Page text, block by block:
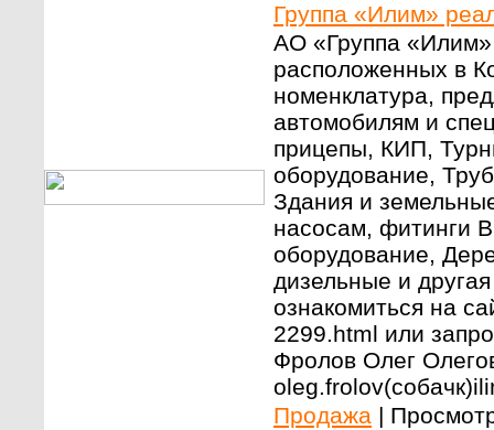
Группа «Илим»
АО «Группа «Илим»
расположенных в
номенклатура,
автомобилям и
прицепы, КИП,
оборудование,
Здания и
насосам, фитинги
оборудование,
дизельные и
ознакомиться на
2299.html или
Фролов Олег
Продажа |